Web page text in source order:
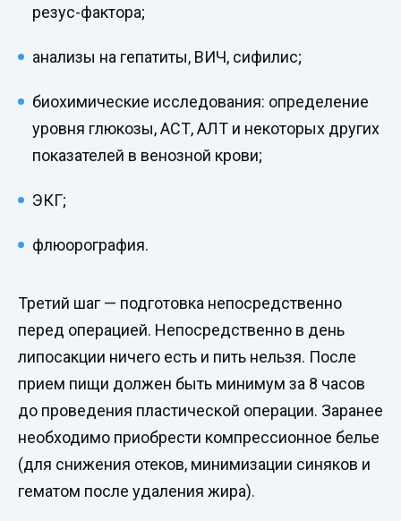
резус-фактора;
анализы на гепатиты, ВИЧ, сифилис;
биохимические исследования: определение
уровня глюкозы, АСТ, АЛТ и некоторых других
показателей в венозной крови;
ЭКГ;
флюорография.
Третий шаг — подготовка непосредственно
перед операцией. Непосредственно в день
липосакции ничего есть и пить нельзя. После
прием пищи должен быть минимум за 8 часов
до проведения пластической операции. Заранее
необходимо приобрести компрессионное белье
(для снижения отеков, минимизации синяков и
гематом после удаления жира).